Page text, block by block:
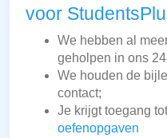
voor
We hebben al
geholpen in ons
We houden de
contact;
Je krijgt toegang
oefenopgaven